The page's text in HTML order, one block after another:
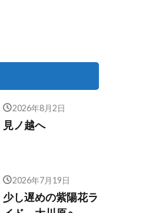
2026年8月2日
見ノ越へ
2026年7月19日
少し遅めの紫陽花ラ